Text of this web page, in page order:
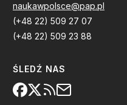
naukawpolsce@pap.pl
(+48 22) 509 27 07
(+48 22) 509 23 88
ŚLEDŹ NAS